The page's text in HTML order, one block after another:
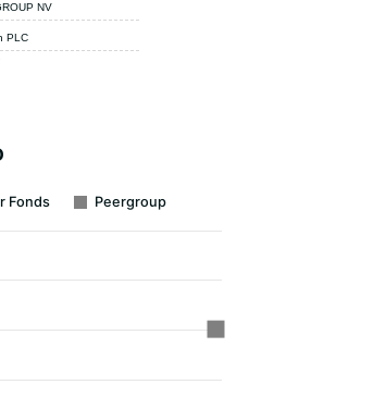
NV
PLC
Fonds Peergroup